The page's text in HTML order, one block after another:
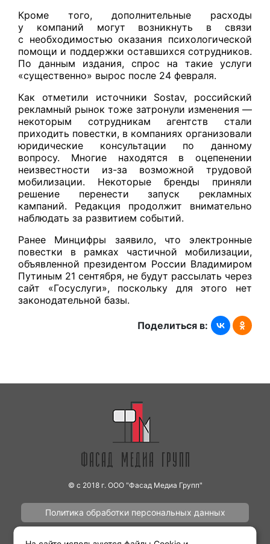
Кроме того, дополнительные расходы
у компаний могут возникнуть в связи
с необходимостью оказания психологической
помощи и поддержки оставшихся сотрудников.
По данным издания, спрос на такие услуги
«существенно» вырос после 24 февраля.
Как отметили источники Sostav, российский
рекламный рынок тоже затронули изменения —
некоторым сотрудникам агентств стали
приходить повестки, в компаниях организовали
юридические консультации по данному
вопросу. Многие находятся в оцепенении
неизвестности из-за возможной трудовой
мобилизации. Некоторые бренды приняли
решение перенести запуск рекламных
кампаний. Редакция продолжит внимательно
наблюдать за развитием событий.
Ранее Минцифры заявило, что электронные
повестки в рамках частичной мобилизации,
объявленной президентом России Владимиром
Путиным 21 сентября, не будут рассылать через
сайт «Госуслуги», поскольку для этого нет
законодательной базы.
Поделиться в:
© с 2018 г. ООО "Фасад Медиа Групп"
Политика обработки персональных данных